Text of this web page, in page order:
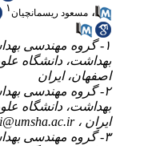
، مسعود ریسمانچیان۱
۱- گروه مهندسی
بهداشت، دانشگاه
اصفهان، ایران
۲- گروه مهندسی
بهداشت، دانشگاه
ایران ،
۳- گروه مهندسی